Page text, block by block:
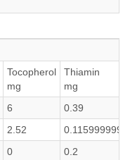
Tocopherol
mg
Thiamin
mg
6
0.39
2.52
0
0.2